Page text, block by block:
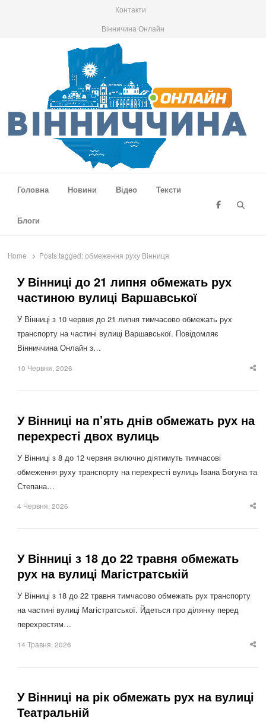
Контакти
Вінничина Онлайн
Головна
Новини Відео Тексти
Блоги
Home Posts tagged:обмеження руху Вінниця
У Вінниці до 21 липня обмежать рух
частиною вулиці Варшавської
У Вінниці з 10 червня до 21 липня тимчасово обмежать рух
транспорту на частині вулиці Варшавської. Повідомляє
Вінниччина Онлайн з…
10 Червня, 2026
У Вінниці на п’ять днів обмежать рух на
перехресті двох вулиць
У Вінниці з 8 до 12 червня включно діятимуть тимчасові
обмеження руху транспорту на перехресті вулиць Івана Богуна та
Степана…
4 Червня, 2026
У Вінниці з 18 до 22 травня обмежать
рух на вулиці Магістратській
У Вінниці з 18 до 22 травня тимчасово обмежать рух транспорту
на частині вулиці Магістратської. Йдеться про ділянку перед
перехрестям…
14 Травня, 2026
У Вінниці на рік обмежать рух на вулиці
Театральній